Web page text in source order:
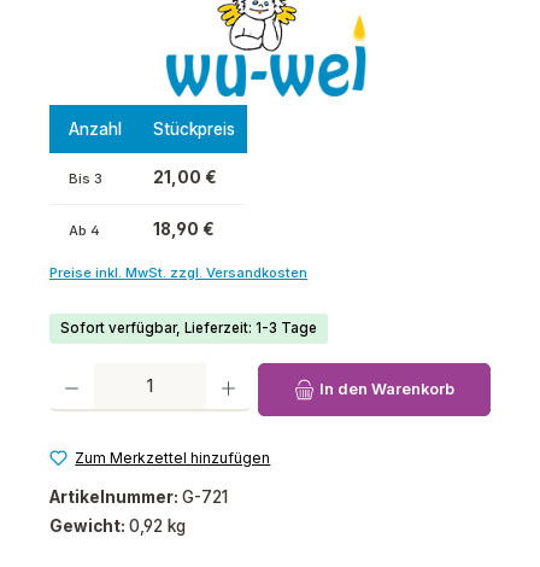
Anzahl Stückpreis
Bis 3 21,00 €
Ab 4 18,90 €
Preise inkl. MwSt. zzgl. Versandkosten
Sofort verfügbar, Lieferzeit: 1-3 Tage
Produkt Anzahl: Gib den gewünschten Wert ein oder benutze die
In den Warenkorb
Zum Merkzettel hinzufügen
Artikelnummer: G-721
Gewicht: 0,92 kg